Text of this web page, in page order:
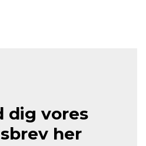
dig vores
her